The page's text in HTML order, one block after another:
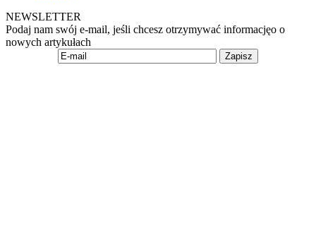
NEWSLETTER
Podaj nam swój e-mail, jeśli chcesz otrzymywać informacjęo o
nowych artykułach
Zapisz